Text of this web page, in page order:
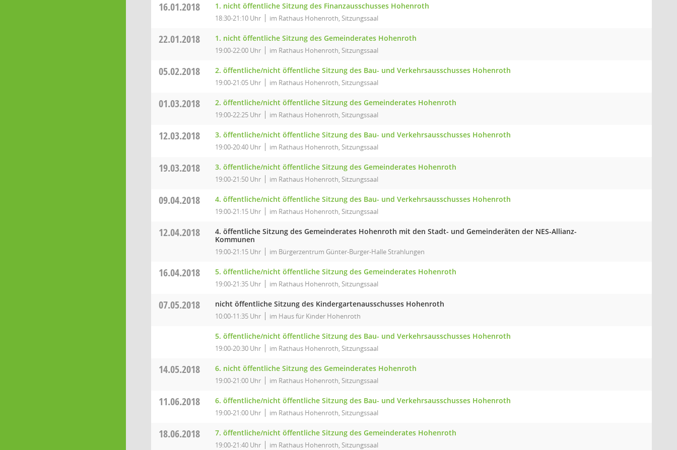
16.01.2018 1. nicht öffentliche Sitzung des Finanzausschusses Hohenroth
18:30-21:10 Uhr im Rathaus Hohenroth, Sitzungssaal
22.01.2018 1. nicht öffentliche Sitzung des Gemeinderates Hohenroth
19:00-22:00 Uhr im Rathaus Hohenroth, Sitzungssaal
05.02.2018 2. öffentliche/nicht öffentliche Sitzung des Bau- und Verkehrsausschusses Hohenroth
19:00-21:05 Uhr im Rathaus Hohenroth, Sitzungssaal
01.03.2018 2. öffentliche/nicht öffentliche Sitzung des Gemeinderates Hohenroth
19:00-22:25 Uhr im Rathaus Hohenroth, Sitzungssaal
12.03.2018 3. öffentliche/nicht öffentliche Sitzung des Bau- und Verkehrsausschusses Hohenroth
19:00-20:40 Uhr im Rathaus Hohenroth, Sitzungssaal
19.03.2018 3. öffentliche/nicht öffentliche Sitzung des Gemeinderates Hohenroth
19:00-21:50 Uhr im Rathaus Hohenroth, Sitzungssaal
09.04.2018 4. öffentliche/nicht öffentliche Sitzung des Bau- und Verkehrsausschusses Hohenroth
19:00-21:15 Uhr im Rathaus Hohenroth, Sitzungssaal
12.04.2018
4. öffentliche Sitzung des Gemeinderates Hohenroth mit den Stadt- und Gemeinderäten der NES-Allianz-
Kommunen
19:00-21:15 Uhr im Bürgerzentrum Günter-Burger-Halle Strahlungen
16.04.2018 5. öffentliche/nicht öffentliche Sitzung des Gemeinderates Hohenroth
19:00-21:35 Uhr im Rathaus Hohenroth, Sitzungssaal
07.05.2018 nicht öffentliche Sitzung des Kindergartenausschusses Hohenroth
10:00-11:35 Uhr im Haus für Kinder Hohenroth
5. öffentliche/nicht öffentliche Sitzung des Bau- und Verkehrsausschusses Hohenroth
19:00-20:30 Uhr im Rathaus Hohenroth, Sitzungssaal
14.05.2018 6. nicht öffentliche Sitzung des Gemeinderates Hohenroth
19:00-21:00 Uhr im Rathaus Hohenroth, Sitzungssaal
11.06.2018 6. öffentliche/nicht öffentliche Sitzung des Bau- und Verkehrsausschusses Hohenroth
19:00-21:00 Uhr im Rathaus Hohenroth, Sitzungssaal
18.06.2018 7. öffentliche/nicht öffentliche Sitzung des Gemeinderates Hohenroth
19:00-21:40 Uhr im Rathaus Hohenroth, Sitzungssaal